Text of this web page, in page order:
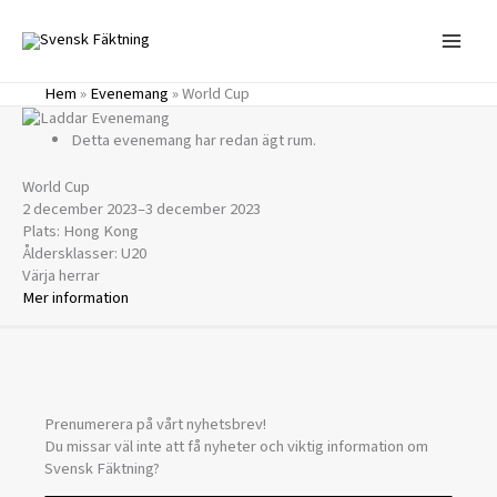
innehåll
Hem»Evenemang»World Cup
Detta evenemang har redan ägt rum.
World Cup
2 december 2023–3 december 2023
Plats: Hong Kong
Åldersklasser: U20
Värja herrar
Mer information
Prenumerera på vårt nyhetsbrev!
Du missar väl inte att få nyheter och viktig information om
Svensk Fäktning?